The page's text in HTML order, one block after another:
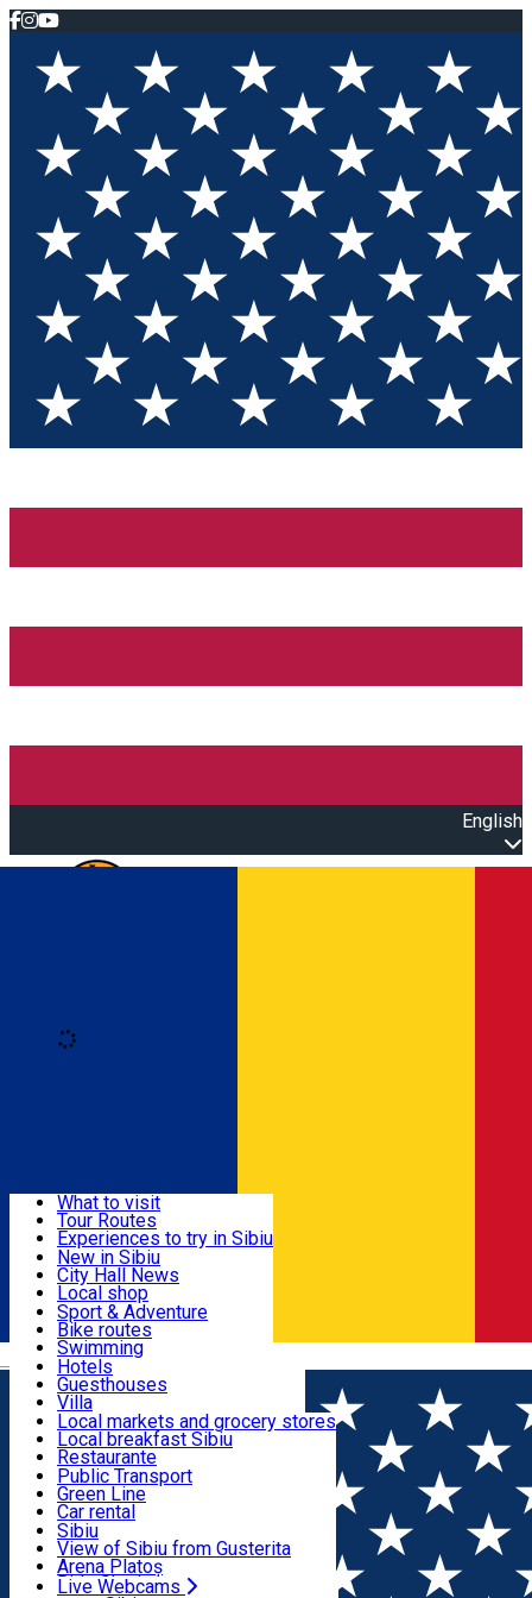
English
Română
Useful info
Activities & Adventure
Accommodation
Food, Drinks & Nightlife
Transport & Parking
Live Webcams
What to visit
Tour Routes
Experiences to try in Sibiu
Podcast
Culture
Museums
Churches
Parks, Zoo
County of Sibiu
New in Sibiu
City Hall News
Local shop
Sibiu artisans
Sibiul Verde
Public services
Education
How do I get to Sibiu
Tourist Info
Tour Guides
Guided tours
Publicații locale
Beauty salons
Sport & Adventure
Bike routes
Swimming
Riding
Indoor activities
Loc de joacă indoor
Loc de joacă outdoor
Ski
Ice skating
Yoga
Hotels
Guesthouses
Villa
Hostels
Motel
Camping
Renting rooms
Rooms for rent
Accommodation outside Sibiu
Local markets and grocery stores
Local breakfast Sibiu
Restaurante
Pizza
Fast Food
Coffee
Sweets
Pub, Bar
Night clubs
Bakeries
Public Transport
Green Line
Car rental
Rent a bike
Scooter rentals
Taxi
Ride Sharing
Sibiu
View of Sibiu from Gusterita
Arena Platoș
Live Webcams